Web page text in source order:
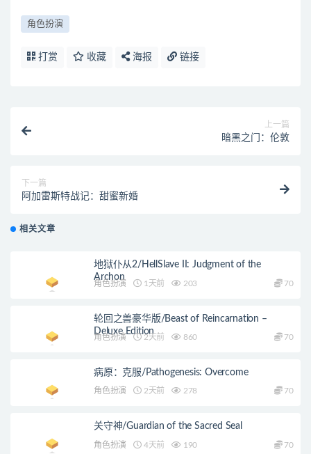
角色扮演
打赏 收藏 海报 链接
上一篇
暗黑之门：伦敦
下一篇
阿加雷斯特战记：甜蜜新婚
相关文章
地狱仆从2/HellSlave II: Judgment of the
Archon
角色扮演 1天前 203 70
轮回之兽豪华版/Beast of Reincarnation –
Deluxe Edition
角色扮演 2天前 860 70
病原：克服/Pathogenesis: Overcome
角色扮演 2天前 278 70
关守神/Guardian of the Sacred Seal
角色扮演 4天前 190 70